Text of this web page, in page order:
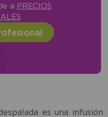
a PRECIOS
es una infusión